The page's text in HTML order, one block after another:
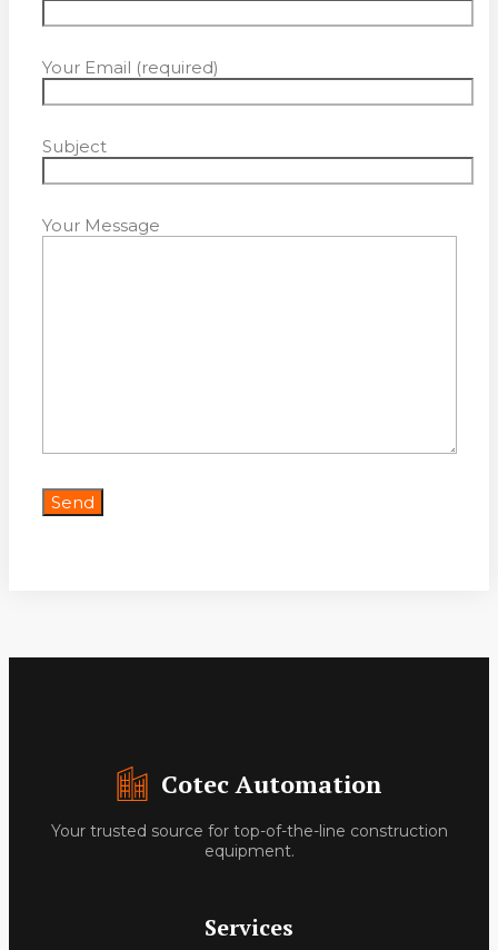
Your Email (required)
Subject
Your Message
Cotec Automation
Your trusted source for top-of-the-line construction
equipment.
Services